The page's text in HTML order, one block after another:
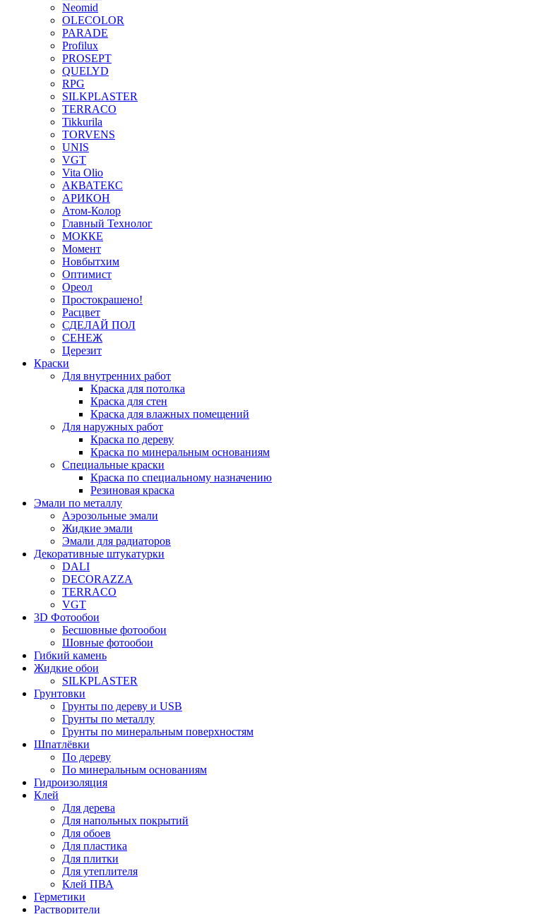
Neomid
OLECOLOR
PARADE
Profilux
PROSEPT
QUELYD
RPG
SILKPLASTER
TERRACO
Tikkurila
TORVENS
UNIS
VGT
Vita Olio
АКВАТЕКС
АРИКОН
Атом-Колор
Главный Технолог
МOККЕ
Момент
Новбытхим
Оптимист
Ореол
Простокрашено!
Расцвет
СДЕЛАЙ ПОЛ
СЕНЕЖ
Церезит
Краски
Для внутренних работ
Краска для потолка
Краска для стен
Краска для влажных помещений
Для наружных работ
Краска по дереву
Краска по минеральным основаниям
Специальные краски
Краска по специальному назначению
Резиновая краска
Эмали по металлу
Аэрозольные эмали
Жидкие эмали
Эмали для радиаторов
Декоративные штукатурки
DALI
DECORAZZA
TERRACO
VGT
3D Фотообои
Бесшовные фотообои
Шовные фотообои
Гибкий камень
Жидкие обои
SILKPLASTER
Грунтовки
Грунты по дереву и USB
Грунты по металлу
Грунты по минеральным поверхностям
Шпатлёвки
По дереву
По минеральным основаниям
Гидроизоляция
Клей
Для дерева
Для напольных покрытий
Для обоев
Для пластика
Для плитки
Для утеплителя
Клей ПВА
Герметики
Растворители